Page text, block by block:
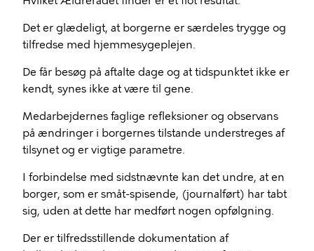
Det er glædeligt, at borgerne er særdeles trygge og
tilfredse med hjemmesygeplejen.
De får besøg på aftalte dage og at tidspunktet ikke er
kendt, synes ikke at være til gene.
Medarbejdernes faglige refleksioner og observans
på ændringer i borgernes tilstande understreges af
tilsynet og er vigtige parametre.
I forbindelse med sidstnævnte kan det undre, at en
borger, som er småt-spisende, (journalført) har tabt
sig, uden at dette har medført nogen opfølgning.
Der er tilfredsstillende dokumentation af